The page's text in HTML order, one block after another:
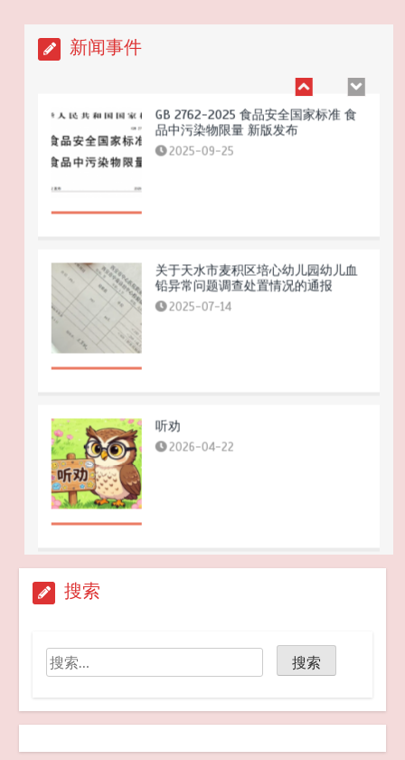
新闻事件
GB 2762-2025 食品安全国家标准 食
品中污染物限量 新版发布
2025-09-25
关于天水市麦积区培心幼儿园幼儿血
铅异常问题调查处置情况的通报
2025-07-14
听劝
2026-04-22
搜索